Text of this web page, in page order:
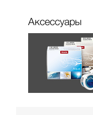
Аксессуары